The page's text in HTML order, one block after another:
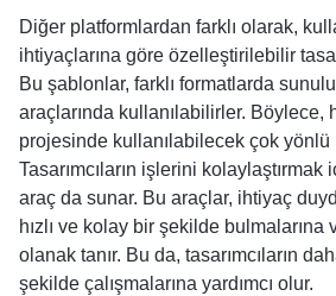
Diğer platformlardan farklı olarak,
ihtiyaçlarına göre özelleştirilebilir
Bu şablonlar, farklı formatlarda
araçlarında kullanılabilirler. Böylece,
projesinde kullanılabilecek çok yönlü
Tasarımcıların işlerini kolaylaştırmak
araç da sunar. Bu araçlar, ihtiyaç
hızlı ve kolay bir şekilde bulmalarına
olanak tanır. Bu da, tasarımcıların
şekilde çalışmalarına yardımcı olur.